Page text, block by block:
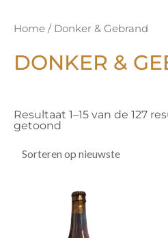
Home / Donker & Gebrand
DONKER &
Resultaat 1–15 van de 127
getoond
Gesorteerd
op